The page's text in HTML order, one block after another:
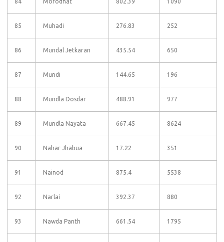
85 Muhadi 276.83 252
86 Mundal Jetkaran 435.54 650
87 Mundi 144.65 196
88 Mundla Dosdar 488.91 977
89 Mundla Nayata 667.45 8624
90 Nahar Jhabua 17.22 351
91 Nainod 875.4 5538
92 Narlai 392.37 880
93 Nawda Panth 661.54 1795